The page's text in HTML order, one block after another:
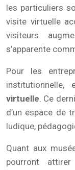
les particuliers
visite virtuelle
visiteurs
s’apparente
Pour les
virtuelle. Ce
d’un espace de
ludique,
Quant aux
pourront